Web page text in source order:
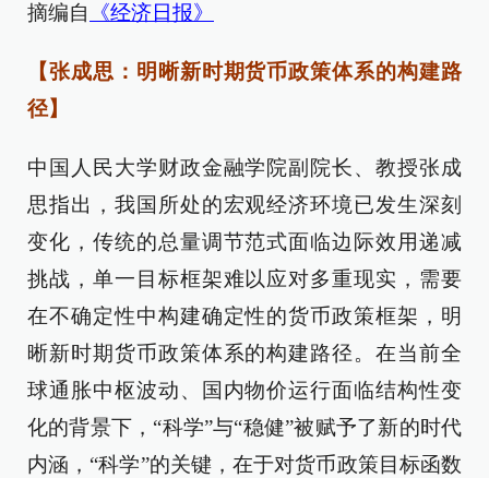
摘编自 《经济日报》
【张成思：明晰新时期货币政策体系的构建路
径】
中国人民大学财政金融学院副院长、教授张成
思指出，我国所处的宏观经济环境已发生深刻
变化，传统的总量调节范式面临边际效用递减
挑战，单一目标框架难以应对多重现实，需要
在不确定性中构建确定性的货币政策框架，明
晰新时期货币政策体系的构建路径。在当前全
球通胀中枢波动、国内物价运行面临结构性变
化的背景下，“科学”与“稳健”被赋予了新的时代
内涵，“科学”的关键，在于对货币政策目标函数